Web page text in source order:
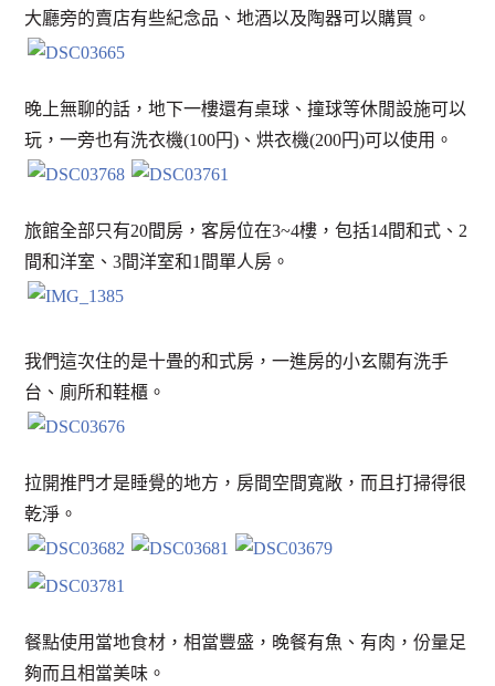
大廳旁的賣店有些紀念品、地酒以及陶器可以購買。
晚上無聊的話，地下一樓還有桌球、撞球等休閒設施可以
玩，一旁也有洗衣機(100円)、烘衣機(200円)可以使用。
旅館全部只有20間房，客房位在3~4樓，包括14間和式、2
間和洋室、3間洋室和1間單人房。
我們這次住的是十畳的和式房，一進房的小玄關有洗手
台、廁所和鞋櫃。
拉開推門才是睡覺的地方，房間空間寬敞，而且打掃得很
乾淨。
餐點使用當地食材，相當豐盛，晚餐有魚、有肉，份量足
夠而且相當美味。